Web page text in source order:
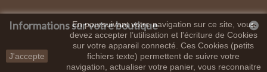
Informations sur votre boutique
J'accepte
En poursuivant votre navigation sur ce site, vous
devez accepter l’utilisation et l'écriture de Cookies
sur votre appareil connecté. Ces Cookies (petits
fichiers texte) permettent de suivre votre
navigation, actualiser votre panier, vous reconnaitre